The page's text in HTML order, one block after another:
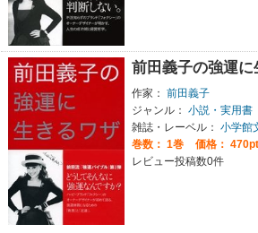
前田義子の強運に
作家： 前田義子
ジャンル： 小説・実用書
雑誌・レーベル： 小学館
巻数： 1巻
価格： 470pt
レビュー投稿数0件